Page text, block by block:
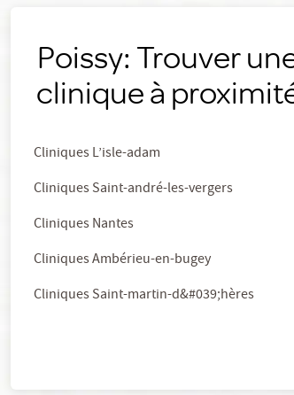
Poissy: Trouver
clinique à
Cliniques L’isle-adam
Cliniques Saint-andré-les-vergers
Cliniques Nantes
Cliniques Ambérieu-en-bugey
Cliniques Saint-martin-d&#039;hères